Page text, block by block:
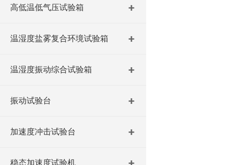
高低温低气压试验箱
温湿度盐雾复合环境试验箱
温湿度振动综合试验箱
振动试验台
加速度冲击试验台
稳态加速度试验机